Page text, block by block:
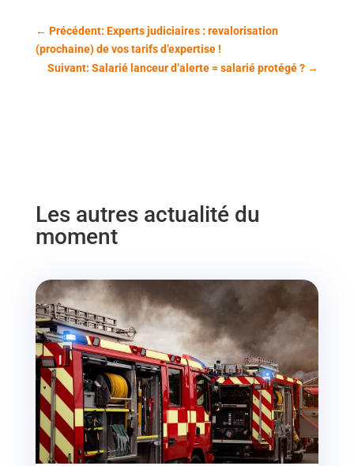
← Précédent: Experts judiciaires : revalorisation
(prochaine) de vos tarifs d’expertise !
Suivant: Salarié lanceur d’alerte = salarié protégé ? →
Les autres actualité du
moment